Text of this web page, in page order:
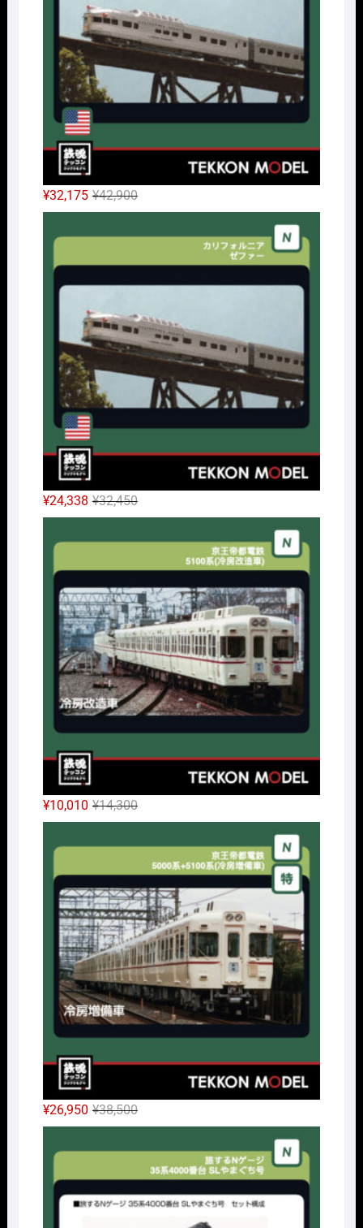
¥42,900元
の
価
で
し
た。
¥32,175
現
在
の
¥32,175
で
す。
¥32,450元
の
価
¥32,450
で
し
た。
¥24,338
現
在
の
は
¥24,338
で
す。
¥14,300元
の
価
¥14,300
で
し
た。
¥10,010
現
在
の
は
¥10,010
で
す。
¥38,500元
の
価
¥38,500
¥26,950
現
在
の
は